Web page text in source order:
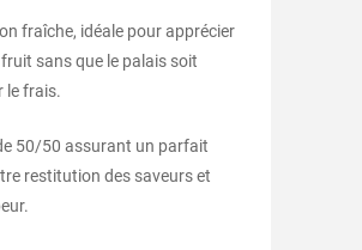
fraîche, idéale pour apprécier
sans que le palais soit
le frais.
50/50 assurant un parfait
restitution des saveurs et